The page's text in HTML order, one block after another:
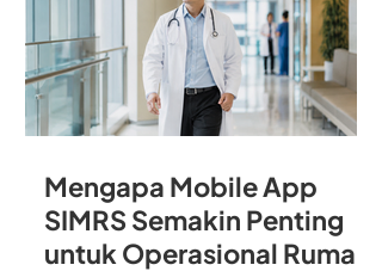
Mengapa Mobile App
SIMRS Semakin Penting
untuk Operasional Rumah